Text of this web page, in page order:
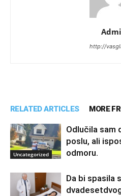
http://
RELATED ARTICLES MORE
Uncategorized
Odlučila sam
poslu, ali
odmoru.
Da bi spasila